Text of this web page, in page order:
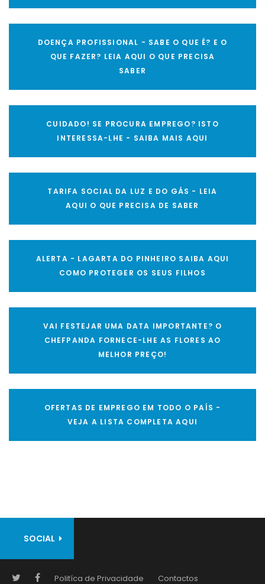
DOENÇA PROFISSIONAL - SABE O QUE É? E O
QUE FAZER? LEIA AQUI O QUE PRECISA
SABER
CUIDADO! SE PROCURA EMPREGO? ISTO
INTERESSA-LHE - SAIBA MAIS AQUI
TARIFA SOCIAL DA LUZ E DO GÁS - LEIA
AQUI O QUE PRECISA DE SABER
ALERTA - LAGARTA DO PINHEIRO SAIBA AQUI
COMO PROTEGER OS SEUS FILHOS
VAI FESTEJAR UMA DATA IMPORTANTE? O
CHEFPANDA FORNECE-LHE AS FLORES AO
MELHOR PREÇO!
OFERTAS DE EMPREGO EM TODO O PAÍS -
VEJA A LISTA COMPLETA AQUI
SOCIAL
Politíca de Privacidade Contactos